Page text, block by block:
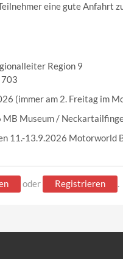
eine gute Anfahrt
Region 9
(immer am 2. Freitag im
MB Museum /
11.-13.9.2026 Motorworld
oder Registrieren .